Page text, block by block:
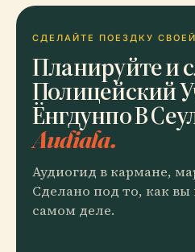
СДЕЛАЙТЕ ПОЕЗДКУ СВОЕЙ
Планируйте и
Полицейский
Ёнгдунпо В
Audiala.
Аудиогид в кармане,
Сделано под то, как вы
самом деле.